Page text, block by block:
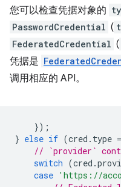
您可以检查凭据对象的
PasswordCredential (
FederatedCredential (
凭据是
调用相应的 API。
});
} else if (cred . type
// `provider`
switch (cred .
case 'https://